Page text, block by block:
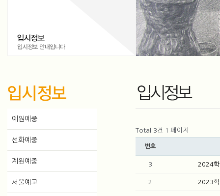
예원예중
선화예중
계원예중
서울예고
Total 3건 1 페이지
번호
3 2024학
2 2023학